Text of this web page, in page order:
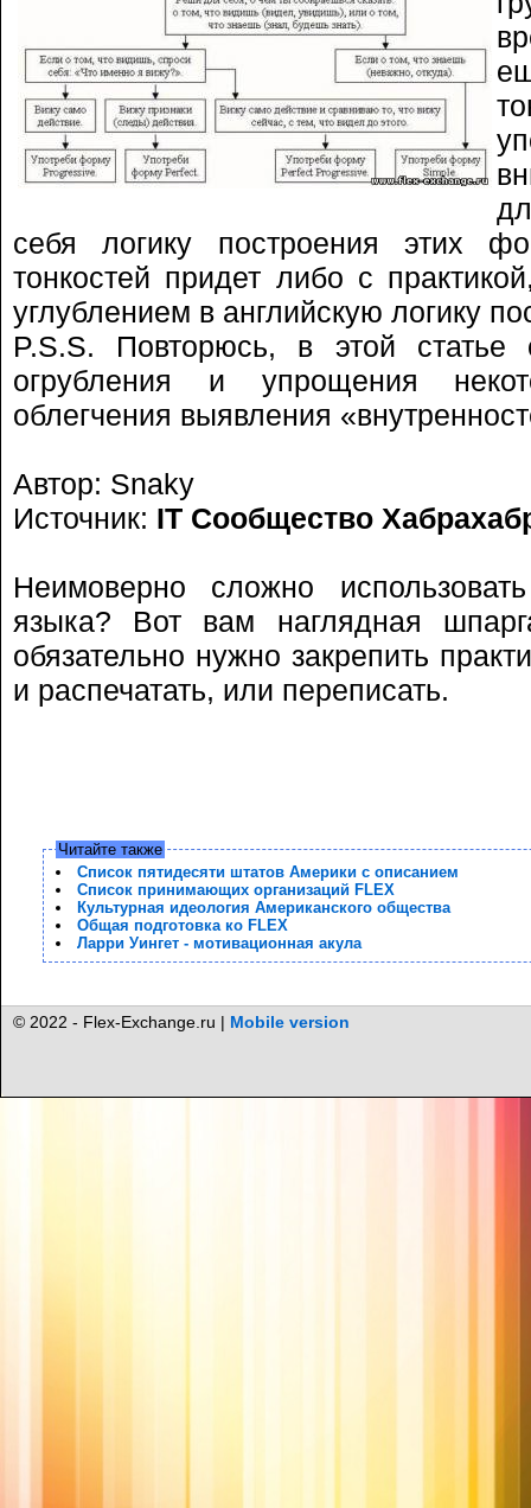
себя логику построения этих
тонкостей придет либо с
углублением в английскую логику
P.S.S. Повторюсь, в этой статье
огрубления и упрощения
облегчения выявления
Автор: Snaky
Источник: IT Сообщество
Неимоверно сложно
языка? Вот вам наглядная
обязательно нужно закрепить
и распечатать, или переписать.
Читайте также
Список пятидесяти штатов Америки с описанием
Список принимающих организаций FLEX
Культурная идеология Американского общества
Общая подготовка ко FLEX
Ларри Уингет - мотивационная акула
© 2022 - Flex-Exchange.ru | Mobile version